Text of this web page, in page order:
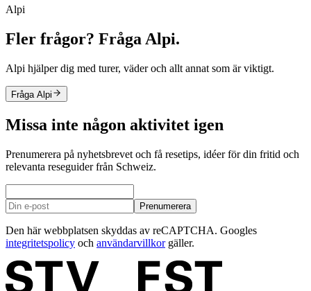
Alpi
Fler frågor? Fråga Alpi.
Alpi hjälper dig med turer, väder och allt annat som är viktigt.
Fråga Alpi
Missa inte någon aktivitet igen
Prenumerera på nyhetsbrevet och få resetips, idéer för din fritid och
relevanta reseguider från Schweiz.
Prenumerera
Den här webbplatsen skyddas av reCAPTCHA. Googles
integritetspolicy och användarvillkorgäller.